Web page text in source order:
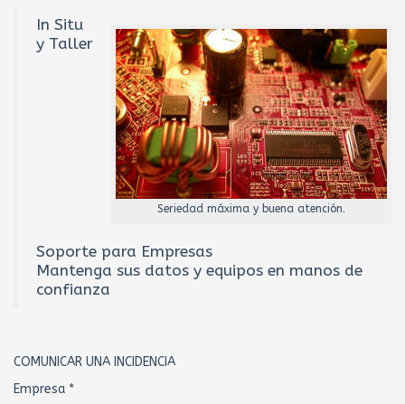
Seriedad máxima y buena atención.
In Situ
y Taller
Soporte para Empresas
Mantenga sus datos y equipos en manos de
confianza
COMUNICAR UNA INCIDENCIA
Empresa *